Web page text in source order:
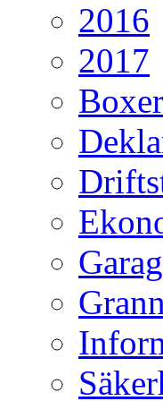
2016
2017
Boxer